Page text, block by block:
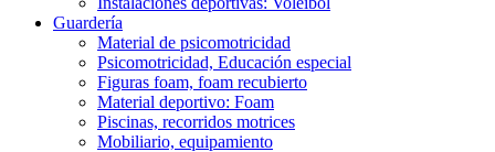
Guardería
Material de psicomotricidad
Psicomotricidad, Educación especial
Figuras foam, foam recubierto
Material deportivo: Foam
Piscinas, recorridos motrices
Mobiliario, equipamiento